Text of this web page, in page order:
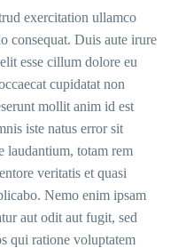
exercitation ullamco
consequat. Duis aute irure
esse cillum dolore eu
cupidatat non
mollit anim id est
iste natus error sit
laudantium, totam rem
veritatis et quasi
Nemo enim ipsam
aut odit aut fugit, sed
qui ratione voluptatem